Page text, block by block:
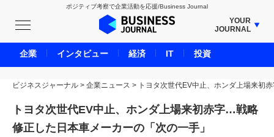
ポジティブ考察で企業活動を応援/Business Journal
YOUR
JOURNAL
BUSINESS JOURNAL
UNICORN JOURNAL
CARBON CREDITS JOURNAL
IVS JOURNAL
ENERGY MANAGEMENT JOURNAL
ビジネスジャーナル > 企業ニュース > トヨタ次世代EV中止、ホンダ上場来初
トヨタ次世代EV中止、ホンダ上場来初赤字…戦略
修正した日本車メーカーの「次の一手」
企業 インタビュー 経済 IT 投資